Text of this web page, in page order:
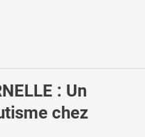
: Un
chez